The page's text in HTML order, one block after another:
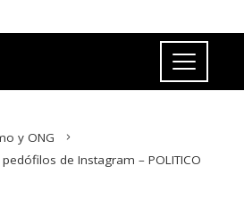
y ONG
de Instagram – POLITICO